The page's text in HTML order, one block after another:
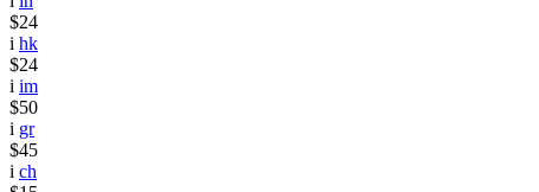
$24
i hk
$24
i im
$50
i gr
$45
i ch